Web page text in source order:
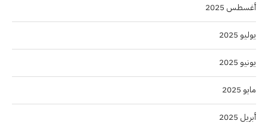
أغسطس 2025
يوليو 2025
يونيو 2025
مايو 2025
أبريل 2025